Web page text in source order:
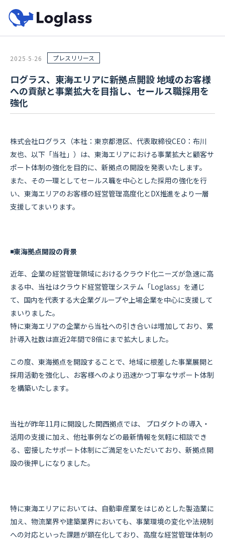
2025 .5 .26 プレスリリース
ログラス、東海エリアに新拠点開設 地域のお客様
への貢献と事業拡大を目指し、セールス職採用を
強化
株式会社ログラス（本社：東京都港区、代表取締役CEO：布川
友也、以下「当社」）は、東海エリアにおける事業拡大と顧客サ
ポート体制の強化を目的に、新拠点の開設を発表いたします。
また、その一環としてセールス職を中心とした採用の強化を行
い、東海エリアのお客様の経営管理高度化とDX推進をより一層
支援してまいります。
◾️東海拠点開設の背景
近年、企業の経営管理領域におけるクラウド化ニーズが急速に高
まる中、当社はクラウド経営管理システム「Loglass」を通じ
て、国内を代表する大企業グループや上場企業を中心に支援して
まいりました。
特に東海エリアの企業から当社への引き合いは増加しており、累
計導入社数は直近2年間で8倍にまで拡大しました。
この度、東海拠点を開設することで、地域に根差した事業展開と
採用活動を強化し、お客様へのより迅速かつ丁寧なサポート体制
を構築いたします。
当社が昨年11月に開設した関西拠点では、 プロダクトの導入・
活用の支援に加え、他社事例などの最新情報を気軽に相談でき
る、密接したサポート体制にご満足をいただいており、新拠点開
設の後押しになりました。
特に東海エリアにおいては、自動車産業をはじめとした製造業に
加え、物流業界や建築業界においても、事業環境の変化や法規制
への対応といった課題が顕在化しており、高度な経営管理体制の